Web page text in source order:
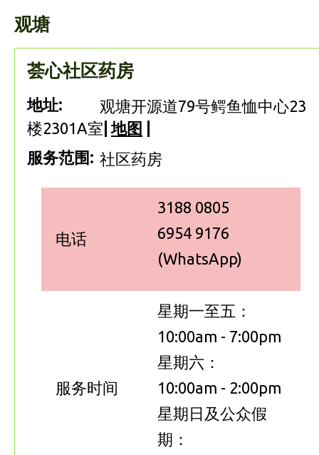
观塘
荟心社区药房
地址:
观塘开源道79号鳄鱼恤中心23
楼2301A室 地图
服务范围: 社区药房
电话
3188 0805
6954 9176
(WhatsApp)
服务时间
星期一至五：
10:00am - 7:00pm
星期六：
10:00am - 2:00pm
星期日及公众假
期：